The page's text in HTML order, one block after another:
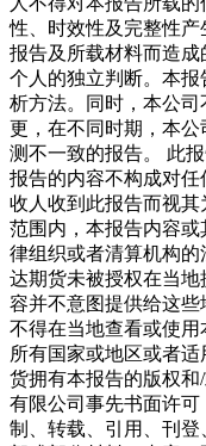
性、时效性及完整性
报告及所载材料而造
个人的独立判断。本
析方法。同时，本公
更，在不同时期，本
测不一致的报告。 此
报告的内容不构成对
收人收到此报告而视
范围内，本报告内容
律组织或者清算机构
达期货未被授权在当
容并不意图提供给这
不得在当地查看或使
所有国家或地区或者
货拥有本报告的版权
有限公司事先书面许
制、转载、引用、刊